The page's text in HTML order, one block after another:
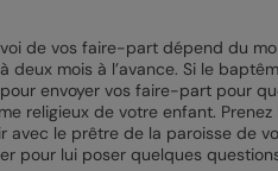
de vos faire-part dépend du
mois à l’avance. Si le
envoyer vos faire-part pour
de votre enfant.
le prêtre de la paroisse de
pour lui poser quelques